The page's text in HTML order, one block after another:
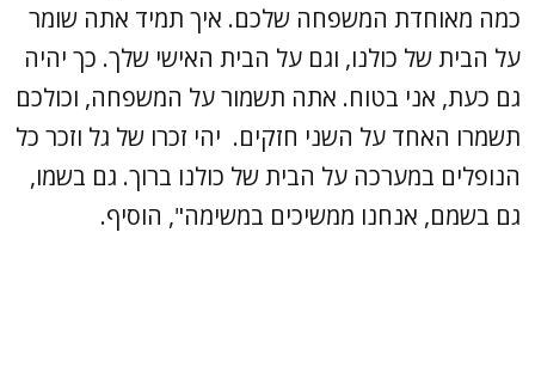
כמה מאוחדת המשפחה שלכם. איך תמיד אתה שומר
על הבית של כולנו, וגם על הבית האישי שלך. כך יהיה
גם כעת, אני בטוח. אתה תשמור על המשפחה, וכולכם
תשמרו האחד על השני חזקים. יהי זכרו של גל וזכר כל
הנופלים במערכה על הבית של כולנו ברוך. גם בשמו,
גם בשמם, אנחנו ממשיכים במשימה", הוסיף.